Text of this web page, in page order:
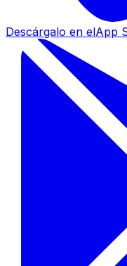
Descárgalo en elApp